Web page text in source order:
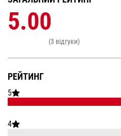
РЕЙТИНГ
5
4
5.00
(3 відгуки)